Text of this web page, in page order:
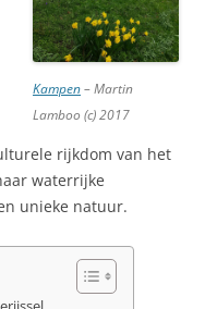
Kampen– Martin
Lamboo (c) 2017
rijkdom van het
waterrijke
unieke natuur.